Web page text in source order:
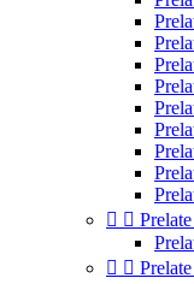
 
 